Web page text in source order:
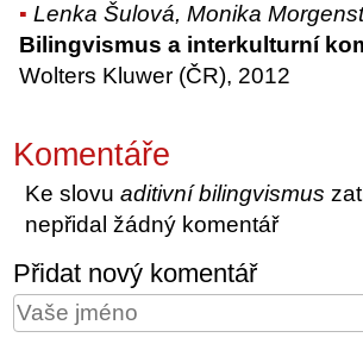
Lenka Šulová, Monika
Bilingvismus a interkulturní
Wolters Kluwer (ČR), 2012
Komentáře
Ke slovuaditivní bilingvismus
nepřidal žádný komentář
Přidat nový komentář